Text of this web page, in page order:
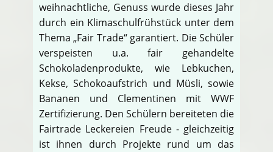
weihnachtliche, Genuss wurde dieses Jahr
durch ein Klimaschulfrühstück unter dem
Thema „Fair Trade“ garantiert. Die Schüler
verspeisten u.a. fair gehandelte
Schokoladenprodukte, wie Lebkuchen,
Kekse, Schokoaufstrich und Müsli, sowie
Bananen und Clementinen mit WWF
Zertifizierung. Den Schülern bereiteten die
Fairtrade Leckereien Freude - gleichzeitig
ist ihnen durch Projekte rund um das